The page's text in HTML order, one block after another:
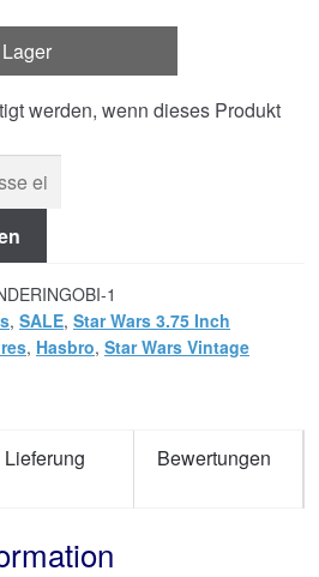
werden, wenn dieses Produkt
1
, SALE, Star Wars 3.75 Inch
, Hasbro, Star Wars Vintage
Lieferung Bewertungen